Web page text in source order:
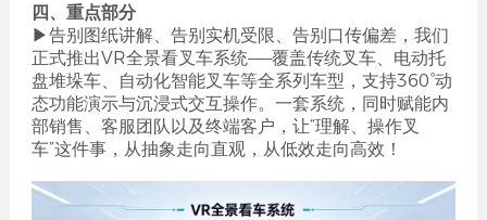
四、重点部分
▶告别图纸讲解、告别实机受限、告别口传偏差，我们
正式推出VR全景看叉车系统——覆盖传统叉车、电动托
盘堆垛车、自动化智能叉车等全系列车型，支持360°动
态功能演示与沉浸式交互操作。一套系统，同时赋能内
部销售、客服团队以及终端客户，让“理解、操作叉
车”这件事，从抽象走向直观，从低效走向高效！